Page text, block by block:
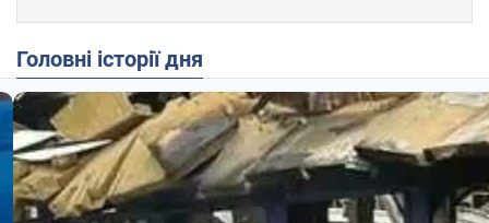
Головні історії дня